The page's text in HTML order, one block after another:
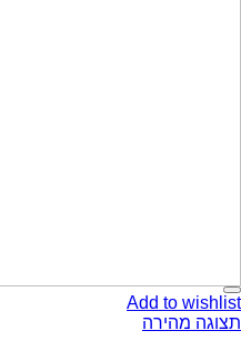
Add to wishlist
תצוגה מהירה